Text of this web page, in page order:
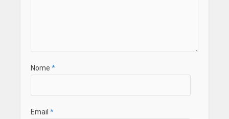
Nome *
Email *